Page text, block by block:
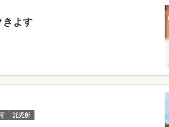
きよす
託児所